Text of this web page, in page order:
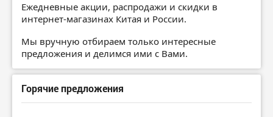
Ежедневные акции, распродажи и скидки в
интернет-магазинах Китая и России.
Мы вручную отбираем только интересные
предложения и делимся ими с Вами.
Горячие предложения